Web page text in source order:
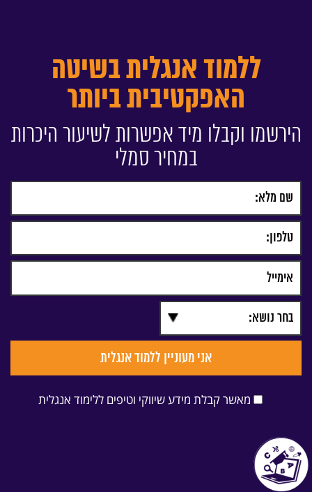
ללמוד אנגלית בשיטה
האפקטיבית ביותר
הירשמו וקבלו מיד אפשרות לשיעור היכרות
במחיר סמלי
מאשר קבלת מידע שיווקי וטיפים ללימוד אנגלית